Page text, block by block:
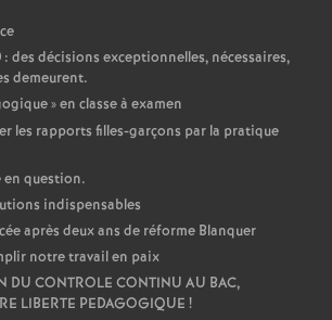
: des décisions exceptionnelles, nécessaires,
demeurent.
» en classe à examen
les rapports filles-garçons par la pratique
en question.
indispensables
après deux ans de réforme Blanquer
notre travail en paix
DU CONTROLE CONTINU AU BAC,
LIBERTE PEDAGOGIQUE !